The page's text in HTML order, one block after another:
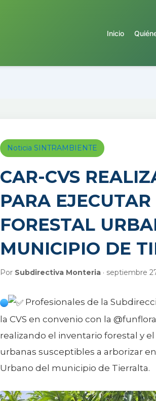
Inicio
Noticia SINTRAMBIENTE
CAR-CVS
PARA
FORESTAL
MUNICIPIO DE
Por Subdirectiva Monteria · septiembre
Profesionales de la
la CVS en convenio con la
realizando el inventario forestal y
urbanas susceptibles a arborizar
Urbano del municipio de Tierralta.